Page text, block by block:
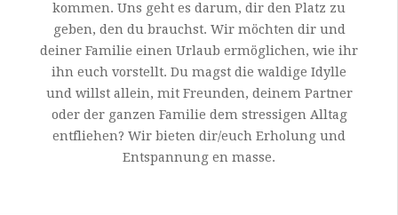
kommen. Uns geht es darum, dir den Platz zu
geben, den du brauchst. Wir möchten dir und
deiner Familie einen Urlaub ermöglichen, wie ihr
ihn euch vorstellt. Du magst die waldige Idylle
und willst allein, mit Freunden, deinem Partner
oder der ganzen Familie dem stressigen Alltag
entfliehen? Wir bieten dir/euch Erholung und
Entspannung en masse.